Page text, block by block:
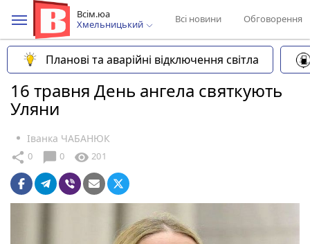
Всім.юа
Хмельницький
Всі новини Обговорення
Планові та аварійні відключення світла
16 травня День ангела святкують
Уляни
Іванка ЧАБАНЮК
share 0 chat_bubble 0 visibility 201